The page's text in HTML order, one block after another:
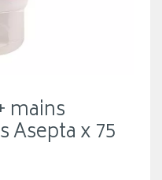
mains
Asepta x 75